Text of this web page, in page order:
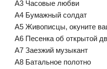
A3 Часовые любви
A4 Бумажный солдат
A5 Живописцы, окуните
A6 Песенка об открытой
A7 Заезжий музыкант
A8 Батальное полотно